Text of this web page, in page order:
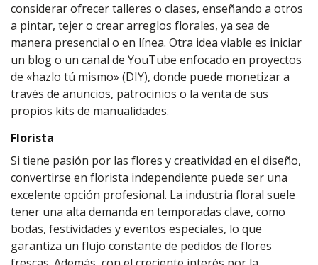
considerar ofrecer talleres o clases, enseñando a otros
a pintar, tejer o crear arreglos florales, ya sea de
manera presencial o en línea. Otra idea viable es iniciar
un blog o un canal de YouTube enfocado en proyectos
de «hazlo tú mismo» (DIY), donde puede monetizar a
través de anuncios, patrocinios o la venta de sus
propios kits de manualidades.
Florista
Si tiene pasión por las flores y creatividad en el diseño,
convertirse en florista independiente puede ser una
excelente opción profesional. La industria floral suele
tener una alta demanda en temporadas clave, como
bodas, festividades y eventos especiales, lo que
garantiza un flujo constante de pedidos de flores